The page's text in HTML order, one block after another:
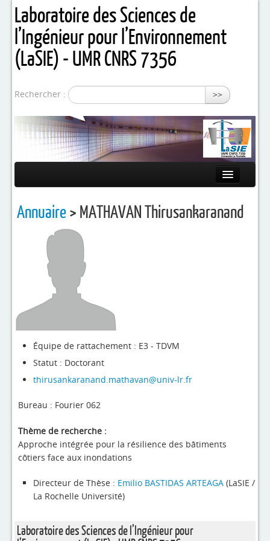
Laboratoire des Sciences de
l’Ingénieur pour l’Environnement
(LaSIE) - UMR CNRS 7356
Rechercher : >>
Equipes de recherche
Activités / Projets
4evLab
RUPEElab
Master - Doctorat
Annuaire > MATHAVAN Thirusankaranand
Équipe de rattachement : E3 - TDVM
Statut : Doctorant
thirusankaranand.mathavan@univ-lr.fr
Bureau : Fourier 062
Thème de recherche :
Approche intégrée pour la résilience des bâtiments
côtiers face aux inondations
Directeur de Thèse : Emilio BASTIDAS ARTEAGA (LaSIE /
La Rochelle Université)
Laboratoire des Sciences de l’Ingénieur pour